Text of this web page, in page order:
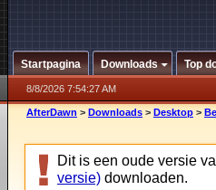
Startpagina Downloads Top
8/8/2026 7:54:27 AM
AfterDawn > Downloads > Desktop >
Dit is een oude versie
versie) downloaden.